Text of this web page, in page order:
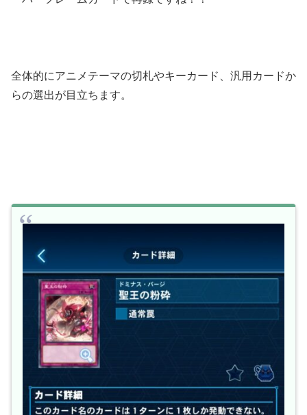
全体的にアニメテーマの切札やキーカード、汎用カードか
らの選出が目立ちます。